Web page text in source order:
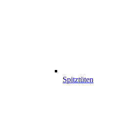
Spitztüten